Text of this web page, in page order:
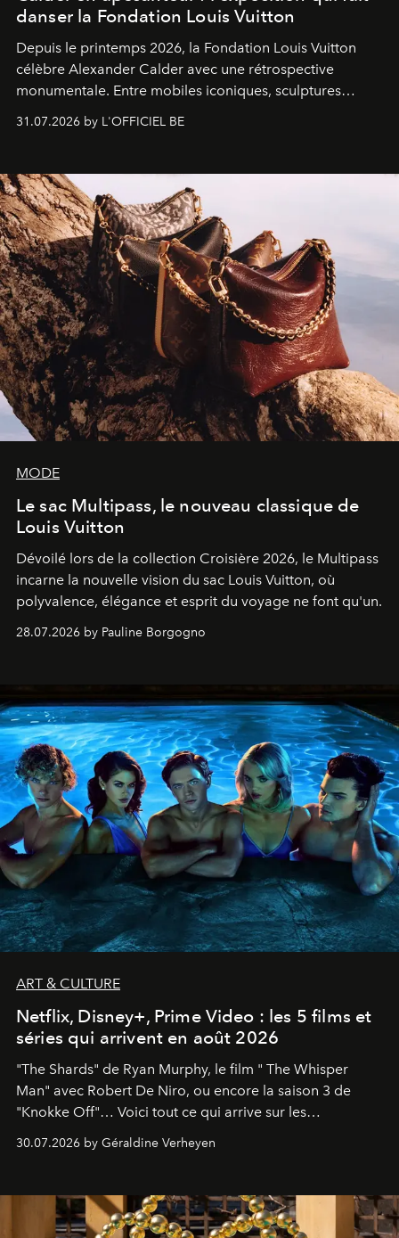
danser la Fondation Louis Vuitton
Depuis le printemps 2026, la Fondation Louis Vuitton
célèbre Alexander Calder avec une rétrospective
monumentale. Entre mobiles iconiques, sculptures
monumentales et poésie du mouvement, l'artiste
américain investit les espaces imaginés par Frank Gehry
sculpture.
31.07.2026 by L'OFFICIEL BE
MODE
Le sac Multipass, le nouveau classique de
Louis Vuitton
Dévoilé lors de la collection Croisière 2026, le Multipass
incarne la nouvelle vision du sac Louis Vuitton, où
polyvalence, élégance et esprit du voyage ne font qu'un.
28.07.2026 by Pauline Borgogno
ART & CULTURE
Netflix, Disney+, Prime Video : les 5 films et
séries qui arrivent en août 2026
"The Shards" de Ryan Murphy, le film " The Whisper
Man" avec Robert De Niro, ou encore la saison 3 de
"Knokke Off"… Voici tout ce qui arrive sur les
plateformes de streaming en août 2026.
30.07.2026 by Géraldine Verheyen